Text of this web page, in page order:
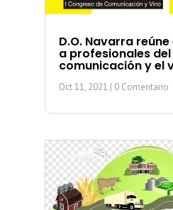
D.O. Navarra
a profesionales
comunicación y el
Oct 11, 2021 | 0 Comentario